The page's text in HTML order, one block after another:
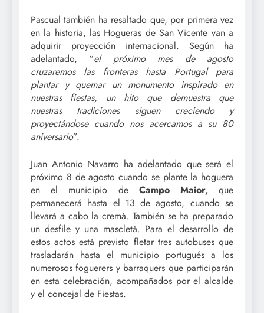
Pascual también ha resaltado que, por primera vez
en la historia, las Hogueras de San Vicente van a
adquirir proyección internacional. Según ha
adelantado, “el próximo mes de agosto
cruzaremos las fronteras hasta Portugal para
plantar y quemar un monumento inspirado en
nuestras fiestas, un hito que demuestra que
nuestras tradiciones siguen creciendo y
proyectándose cuando nos acercamos a su 80
aniversario”.
Juan Antonio Navarro ha adelantado que será el
próximo 8 de agosto cuando se plante la hoguera
en el municipio de Campo Maior, que
permanecerá hasta el 13 de agosto, cuando se
llevará a cabo la cremà. También se ha preparado
un desfile y una mascletà. Para el desarrollo de
estos actos está previsto fletar tres autobuses que
trasladarán hasta el municipio portugués a los
numerosos foguerers y barraquers que participarán
en esta celebración, acompañados por el alcalde
y el concejal de Fiestas.